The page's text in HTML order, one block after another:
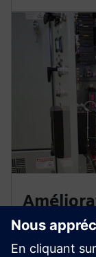
Les
graphiques